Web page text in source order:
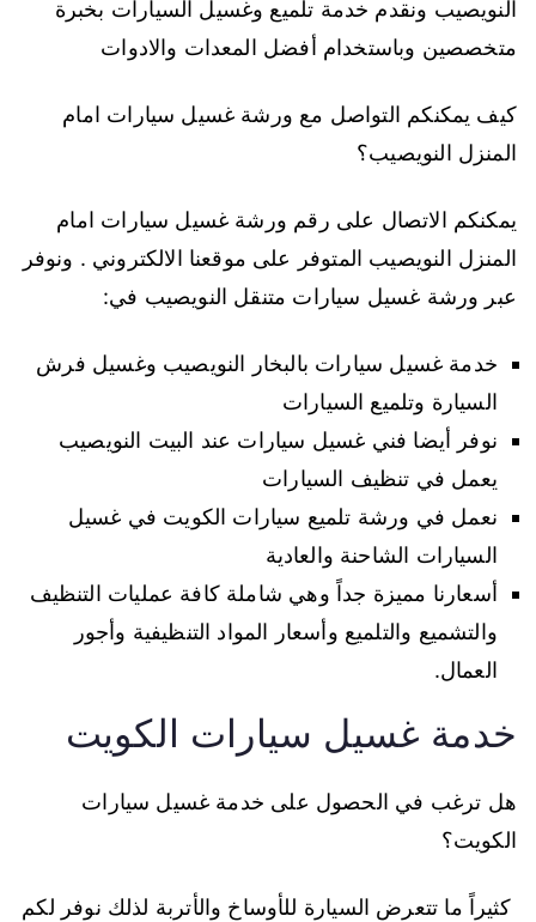
النويصيب ونقدم خدمة تلميع وغسيل السيارات بخبرة
متخصصين وباستخدام أفضل المعدات والادوات
كيف يمكنكم التواصل مع ورشة غسيل سيارات امام
المنزل النويصيب؟
يمكنكم الاتصال على رقم ورشة غسيل سيارات امام
المنزل النويصيب المتوفر على موقعنا الالكتروني . ونوفر
عبر ورشة غسيل سيارات متنقل النويصيب في:
خدمة غسيل سيارات بالبخار النويصيب وغسيل فرش
السيارة وتلميع السيارات
نوفر أيضا فني غسيل سيارات عند البيت النويصيب
يعمل في تنظيف السيارات
نعمل في ورشة تلميع سيارات الكويت في غسيل
السيارات الشاحنة والعادية
أسعارنا مميزة جداً وهي شاملة كافة عمليات التنظيف
والتشميع والتلميع وأسعار المواد التنظيفية وأجور
العمال.
خدمة غسيل سيارات الكويت
هل ترغب في الحصول على خدمة غسيل سيارات
الكويت؟
كثيراً ما تتعرض السيارة للأوساخ والأتربة لذلك نوفر لكم